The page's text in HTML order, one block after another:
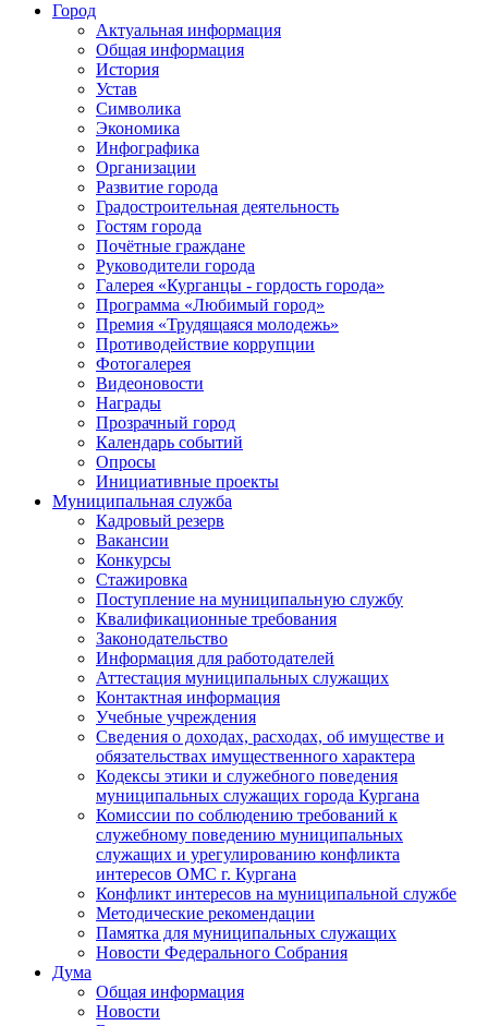
Город
Актуальная информация
Общая информация
История
Устав
Символика
Экономика
Инфографика
Организации
Развитие города
Градостроительная деятельность
Гостям города
Почётные граждане
Руководители города
Галерея «Курганцы - гордость города»
Программа «Любимый город»
Премия «Трудящаяся молодежь»
Противодействие коррупции
Фотогалерея
Видеоновости
Награды
Прозрачный город
Календарь событий
Опросы
Инициативные проекты
Муниципальная служба
Кадровый резерв
Вакансии
Конкурсы
Стажировка
Поступление на муниципальную службу
Квалификационные требования
Законодательство
Информация для работодателей
Аттестация муниципальных служащих
Контактная информация
Учебные учреждения
Сведения о доходах, расходах, об имуществе и
обязательствах имущественного характера
Кодексы этики и служебного поведения
муниципальных служащих города Кургана
Комиссии по соблюдению требований к
служебному поведению муниципальных
служащих и урегулированию конфликта
интересов ОМС г. Кургана
Конфликт интересов на муниципальной службе
Методические рекомендации
Памятка для муниципальных служащих
Новости Федерального Cобрания
Дума
Общая информация
Новости